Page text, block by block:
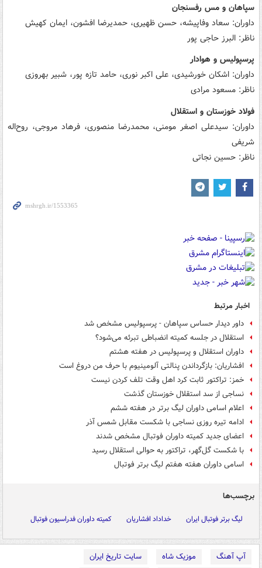
سپاهان و مس رفسنجان
داوران: سعاد وفاپیشه، حسن ظهیری، حمدیرضا افشون، ایمان کهیش
ناظر: البرز حاجی پور
پرسپولیس و هوادار
داوران: اشکان خورشیدی، علی اکبر نوری، حامد تازه پور، شبیر بهروزی
ناظر: مسعود مرادی
فولاد خوزستان و استقلال
داوران: سیدعلی اصغر مومنی، محمدرضا منصوری، فرهاد مروجی، روح‌اله
شریفی
ناظر: حسین نجاتی
اخبار مرتبط
داور دیدار حساس سپاهان - پرسپولیس مشخص شد
استقلال در جلسه کمیته انضباطی تبرئه می‌شود؟
داوران استقلال و پرسپولیس در هفته هشتم
افشاریان: بازگرداندن پنالتی آلومینیوم با حرف من دروغ است
خمز: تراکتور ثابت کرد اهل وقت تلف کردن نیست
نساجی از سد استقلال خوزستان گذشت
اعلام اسامی داوران لیگ برتر در هفته ششم
ادامه تیره روزی نساجی با شکست مقابل شمس آذر
اعضای جدید کمیته داوران فوتبال مشخص شدند
با شکست گل‌گهر، تراکتور به حوالی استقلال رسید
اسامی داوران هفته هفتم لیگ برتر فوتبال
برچسب‌ها
لیگ برتر فوتبال ایران خداداد افشاریان کمیته داوران فدراسیون فوتبال
آپ آهنگ موزیک شاه
سایت تاریخ ایران